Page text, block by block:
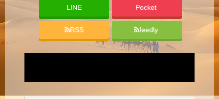
LINE Pocket
RSS feedly